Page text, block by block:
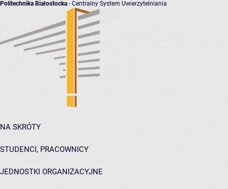
Politechnika Białostocka - Centralny System Uwierzytelniania
NA SKRÓTY
STUDENCI, PRACOWNICY
JEDNOSTKI ORGANIZACYJNE